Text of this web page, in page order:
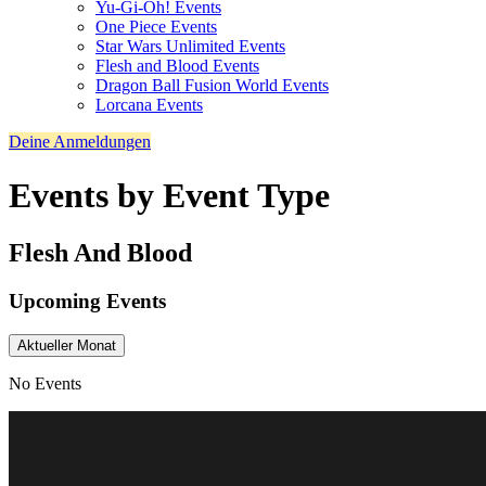
Yu-Gi-Oh! Events
One Piece Events
Star Wars Unlimited Events
Flesh and Blood Events
Dragon Ball Fusion World Events
Lorcana Events
Deine Anmeldungen
Events by Event Type
Flesh And Blood
Upcoming Events
Aktueller Monat
No Events